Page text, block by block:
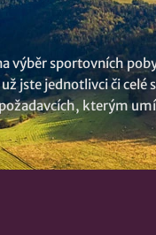
výběr sportovních
jste jednotlivci či
kterým